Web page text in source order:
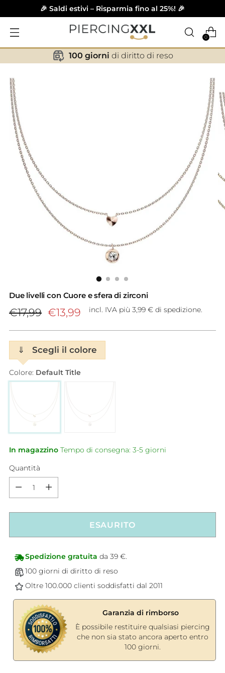
🎉 Saldi estivi – Risparmia fino al 25%! 🎉
0
✕
100 giorni di diritto di reso
Due livelli con Cuore e sfera di zirconi
Prezzo
listino
€17,99 €13,99 incl. IVA più 3,99 € di spedizione.
⇓ Scegli il colore
Colore: Default Title
In magazzino Tempo di consegna: 3-5 giorni
Quantità
ESAURITO
Spedizione gratuita da 39 €.
100 giorni di diritto di reso
Oltre 100.000 clienti soddisfatti dal 2011
Garanzia di rimborso
È possibile restituire qualsiasi piercing
che non sia stato ancora aperto entro
100 giorni.